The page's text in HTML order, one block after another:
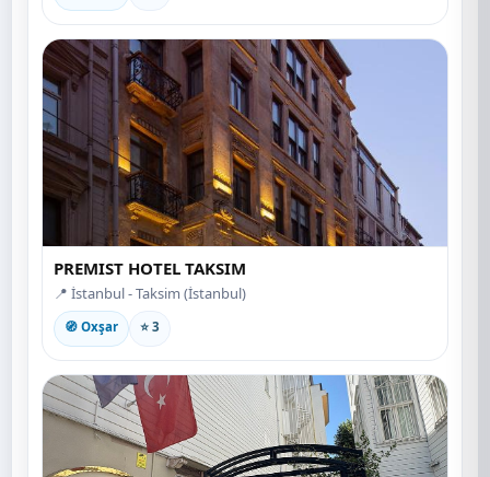
PREMIST HOTEL TAKSIM
📍 İstanbul - Taksim (İstanbul)
🧭 Oxşar ⭐ 3